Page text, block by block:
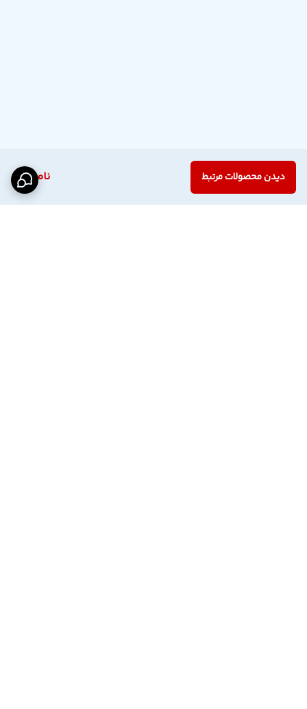
ناموجود دیدن محصولات مرتبط